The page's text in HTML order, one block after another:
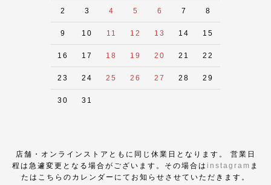
2 3 4 5 6 7 8
9 10 11 12 13 14 15
16 17 18 19 20 21 22
23 24 25 26 27 28 29
30 31
店舗・オンラインストアともに同じ休業日となります。 営業日
程は急遽変更となる場合がございます。その場合は instagram ま
たはこちらのカレンダーにてお知らせさせていただきます。